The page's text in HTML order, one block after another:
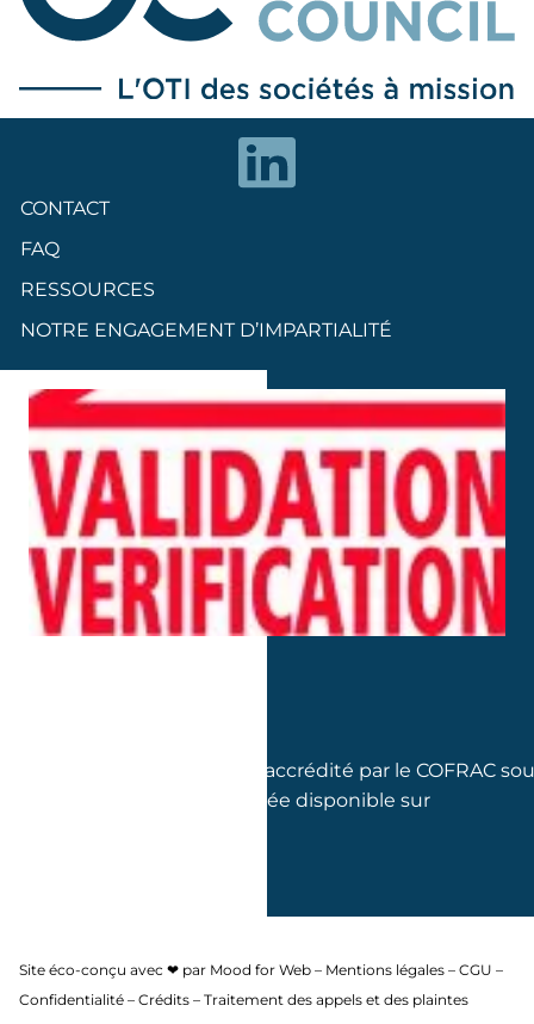
CONTACT
FAQ
RESSOURCES
NOTRE ENGAGEMENT D’IMPARTIALITÉ
GLOBAL COUNCIL est accrédité par le COFRAC
le numéro 3-2185 (portée disponible sur
Site éco-conçu avec ❤ par Mood for Web – Mentions légales – CGU –
Confidentialité – Crédits – Traitement des appels et des plaintes